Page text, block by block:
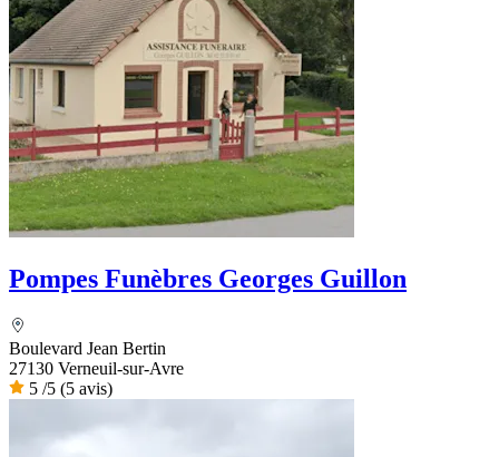
Pompes Funèbres Georges Guillon
Boulevard Jean Bertin
27130 Verneuil-sur-Avre
5 /5 (5 avis)